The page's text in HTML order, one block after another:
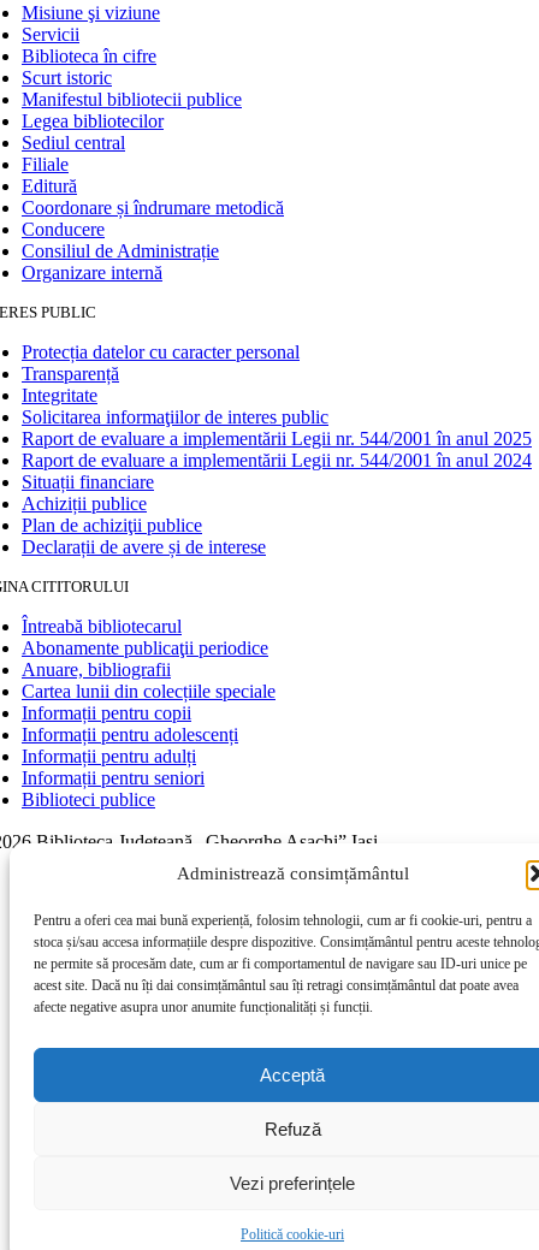
Administrează consimțământul
Pentru a oferi cea mai bună experiență, folosim tehnologii, cum ar fi cookie-uri, pentru a
stoca și/sau accesa informațiile despre dispozitive. Consimțământul pentru aceste
ne permite să procesăm date, cum ar fi comportamentul de navigare sau ID-uri unice pe
acest site. Dacă nu îți dai consimțământul sau îți retragi consimțământul dat poate avea
afecte negative asupra unor anumite funcționalități și funcții.
Acceptă
Refuză
Vezi preferințele
Politică cookie-uri
Misiune şi viziune
Servicii
Biblioteca în cifre
Scurt istoric
Manifestul bibliotecii publice
Legea bibliotecilor
Sediul central
Filiale
Editură
Coordonare și îndrumare metodică
Conducere
Consiliul de Administrație
Organizare internă
PUBLIC
Protecția datelor cu caracter personal
Transparență
Integritate
Solicitarea informaţiilor de interes public
Raport de evaluare a implementării Legii nr. 544/2001 în anul 2025
Raport de evaluare a implementării Legii nr. 544/2001 în anul 2024
Situații financiare
Achiziții publice
Plan de achiziţii publice
Declarații de avere și de interese
CITITORULUI
Întreabă bibliotecarul
Abonamente publicaţii periodice
Anuare, bibliografii
Cartea lunii din colecțiile speciale
Informații pentru copii
Informații pentru adolescenți
Informații pentru adulți
Informații pentru seniori
Biblioteci publice
Biblioteca Judeţeană „Gheorghe Asachi” Iaşi